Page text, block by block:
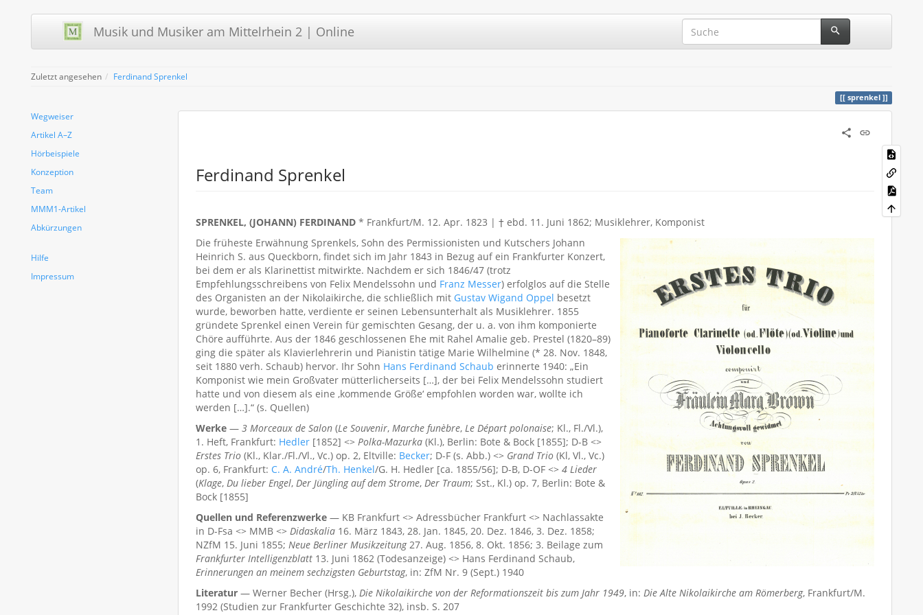
Musik und Musiker am Mittelrhein 2 | Online
Zuletzt angesehen Ferdinand Sprenkel
sprenkel
Wegweiser
Artikel A–Z
Hörbeispiele
Konzeption
Team
MMM1-Artikel
Abkürzungen
Hilfe
Impressum
Ferdinand Sprenkel
SPRENKEL, (JOHANN) FERDINAND * Frankfurt/M. 12. Apr. 1823 | † ebd. 11. Juni 1862; Musiklehrer, Komponist
Die früheste Erwähnung Sprenkels, Sohn des Permissionisten und Kutschers Johann
Heinrich S. aus Queckborn, findet sich im Jahr 1843 in Bezug auf ein Frankfurter Konzert,
bei dem er als Klarinettist mitwirkte. Nachdem er sich 1846/47 (trotz
Empfehlungsschreibens von Felix Mendelssohn und Franz Messer) erfolglos auf die Stelle
des Organisten an der Nikolaikirche, die schließlich mit Gustav Wigand Oppel besetzt
wurde, beworben hatte, verdiente er seinen Lebensunterhalt als Musiklehrer. 1855
gründete Sprenkel einen Verein für gemischten Gesang, der u. a. von ihm komponierte
Chöre aufführte. Aus der 1846 geschlossenen Ehe mit Rahel Amalie geb. Prestel (1820–89)
ging die später als Klavierlehrerin und Pianistin tätige Marie Wilhelmine (* 28. Nov. 1848,
seit 1880 verh. Schaub) hervor. Ihr Sohn Hans Ferdinand Schaub erinnerte 1940: „Ein
Komponist wie mein Großvater mütterlicherseits […], der bei Felix Mendelssohn studiert
hatte und von diesem als eine ,kommende Größe‘ empfohlen worden war, wollte ich
werden […].“ (s. Quellen)
Werke — 3 Morceaux de Salon (Le Souvenir, Marche funèbre, Le Départ polonaise; Kl., Fl./Vl.),
1. Heft, Frankfurt: Hedler [1852] <> Polka-Mazurka (Kl.), Berlin: Bote & Bock [1855]; D-B <>
Erstes Trio (Kl., Klar./Fl./Vl., Vc.) op. 2, Eltville: Becker; D-F (s. Abb.) <> Grand Trio (Kl, Vl., Vc.)
op. 6, Frankfurt: C. A. André/Th. Henkel/G. H. Hedler [ca. 1855/56]; D-B, D-OF <> 4 Lieder
(Klage, Du lieber Engel, Der Jüngling auf dem Strome, Der Traum; Sst., Kl.) op. 7, Berlin: Bote &
Bock [1855]
Quellen und Referenzwerke — KB Frankfurt <> Adressbücher Frankfurt <> Nachlassakte
in D-Fsa <> MMB <> Didaskalia 16. März 1843, 28. Jan. 1845, 20. Dez. 1846, 3. Dez. 1858;
NZfM 15. Juni 1855; Neue Berliner Musikzeitung27. Aug. 1856, 8. Okt. 1856; 3. Beilage zum
Frankfurter Intelligenzblatt 13. Juni 1862 (Todesanzeige) <> Hans Ferdinand Schaub,
Erinnerungen an meinem sechzigsten Geburtstag, in: ZfM Nr. 9 (Sept.) 1940
Literatur — Werner Becher (Hrsg.), Die Nikolaikirche von der Reformationszeit bis zum Jahr 1949, in: Die Alte Nikolaikirche am Römerberg, Frankfurt/M.
1992 (Studien zur Frankfurter Geschichte 32), insb. S. 207